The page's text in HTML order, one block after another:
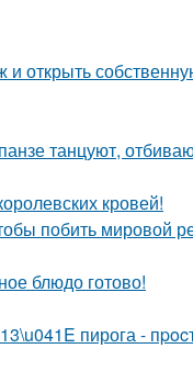
открыть
танцуют,
кровей!
побить мировой
блюдо готово!
пирога -